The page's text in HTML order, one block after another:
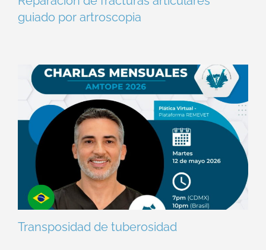
guiado por artroscopia
Transposidad de tuberosidad